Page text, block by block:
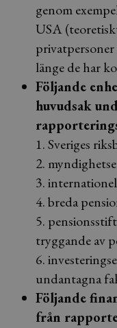
genom
USA
länge de har
Följande
huvudsak
1. Sveriges
2.
3.
4. breda
5.
tryggande av
6.
undantagna
Följande
från